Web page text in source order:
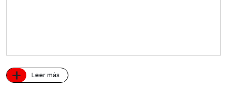
+ Leer más